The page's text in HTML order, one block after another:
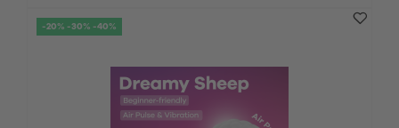
-20% -30% -40%